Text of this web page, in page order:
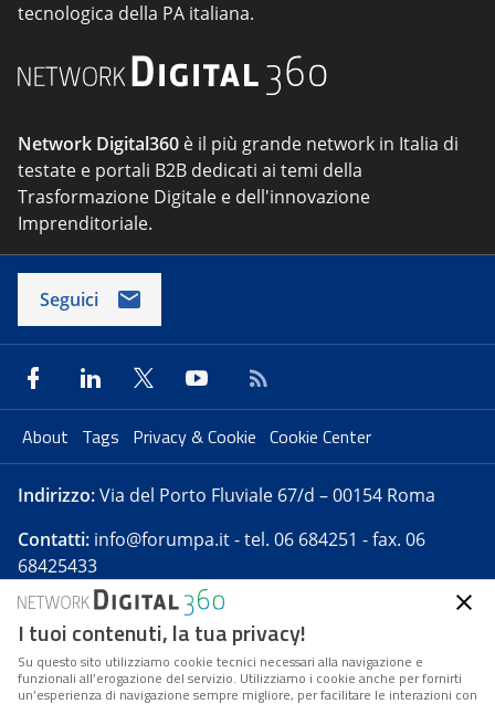
tecnologica della PA italiana.
Network Digital360 è il più grande network in Italia di
testate e portali B2B dedicati ai temi della
Trasformazione Digitale e dell'innovazione
Imprenditoriale.
Seguici
About Tags Privacy & Cookie Cookie Center
Indirizzo:Via del Porto Fluviale 67/d – 00154 Roma
Contatti: info@forumpa.it- tel. 06 684251 - fax. 06
68425433
Forumpa.itè una pubblicazione telematica iscritta
presso Registro della stampa del Tribunale di Roma -
Reg. n. 182 del 2 maggio 2008 - Direttore resp. Michela
I tuoi contenuti, la tua privacy!
Su questo sito utilizziamo cookie tecnici necessari alla navigazione e
funzionali all’erogazione del servizio. Utilizziamo i cookie anche per fornirti
un’esperienza di navigazione sempre migliore, per facilitare le interazioni con